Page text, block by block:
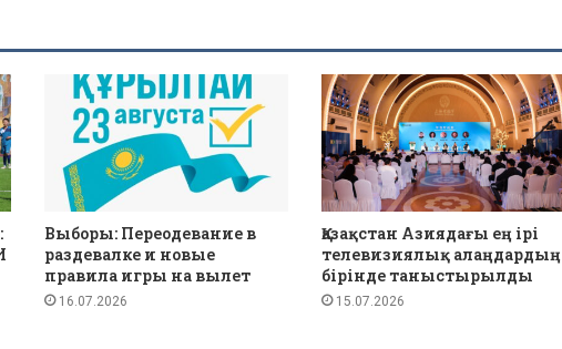
Выборы: Переодевание в
раздевалке и новые
правила игры на вылет
16.07.2026
Қазақстан Азиядағы ең ірі
телевизиялық алаңдардың
бірінде таныстырылды
15.07.2026